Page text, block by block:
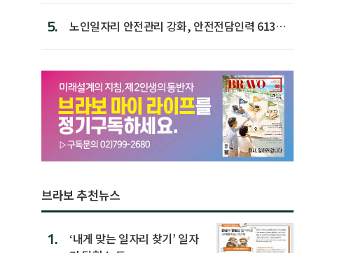
5.
노인일자리 안전관리 강화, 안전전담인력 613명
브라보 추천뉴스
1.
‘내게 맞는 일자리 찾기’ 일자